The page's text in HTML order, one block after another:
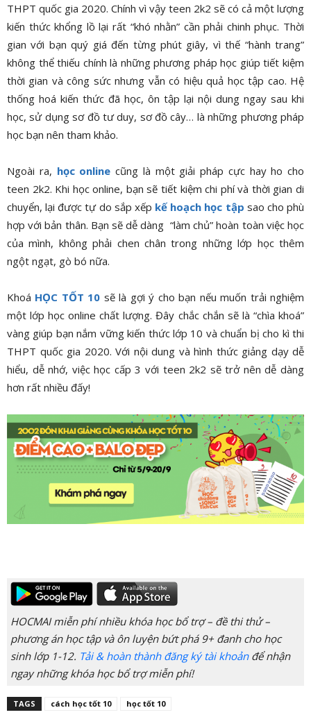
THPT quốc gia 2020. Chính vì vậy teen 2k2 sẽ có cả một lượng
kiến thức khổng lồ lại rất “khó nhằn” cần phải chinh phục. Thời
gian với bạn quý giá đến từng phút giây, vì thế “hành trang”
không thể thiếu chính là những phương pháp học giúp tiết kiệm
thời gian và công sức nhưng vẫn có hiệu quả học tập cao. Hệ
thống hoá kiến thức đã học, ôn tập lại nội dung ngay sau khi
học, sử dụng sơ đồ tư duy, sơ đồ cây… là những phương pháp
học bạn nên tham khảo.
Ngoài ra, học online cũng là một giải pháp cực hay ho cho
teen 2k2. Khi học online, bạn sẽ tiết kiệm chi phí và thời gian di
chuyển, lại được tự do sắp xếp kế hoạch học tập sao cho phù
hợp với bản thân. Bạn sẽ dễ dàng “làm chủ” hoàn toàn việc học
của mình, không phải chen chân trong những lớp học thêm
ngột ngạt, gò bó nữa.
Khoá HỌC TỐT 10 sẽ là gợi ý cho bạn nếu muốn trải nghiệm
một lớp học online chất lượng. Đây chắc chắn sẽ là “chìa khoá”
vàng giúp bạn nắm vững kiến thức lớp 10 và chuẩn bị cho kì thi
THPT quốc gia 2020. Với nội dung và hình thức giảng dạy dễ
hiểu, dễ nhớ, việc học cấp 3 với teen 2k2 sẽ trở nên dễ dàng
hơn rất nhiều đấy!
HOCMAI miễn phí nhiều khóa học bổ trợ – đề thi thử –
phương án học tập và ôn luyện bứt phá 9+ đanh cho học
sinh lớp 1-12. Tải & hoàn thành đăng ký tài khoảnđể nhận
ngay những khóa học bổ trợ miễn phí!
TAGS cách học tốt 10 học tốt 10